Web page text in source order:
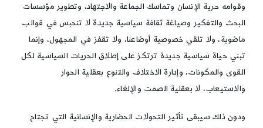
وقوامه حرية الإنسان وتماسك الجماعة والاجتهاد، وتطوير مؤسسات
البحث والتفكير وصياغة ثقافة سياسية جديدة لا تنحبس في قوالب
ماضوية، ولا تلقي خصوصية أوضاعنا، ولا تقفز في المجهول، وإنما
تبني حياة سياسية جديدة ترتكز على إطلاق الحريات السياسية لكل
القوى والمكونات، وإدارة الاختلاف والتنوع بعقلية الحوار
والاستيعاب، لا بعقلية الصمت والإلغاء.
ودون ذلك سيبقى تأثير التحولات الحضارية والإنسانية التي تجتاح